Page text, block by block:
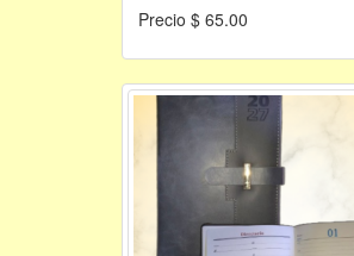
Precio $ 65.00